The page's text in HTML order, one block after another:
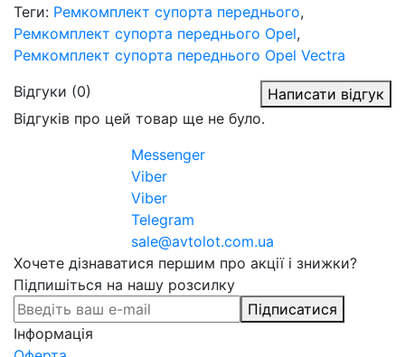
Теги: Ремкомплект супорта переднього,
Ремкомплект супорта переднього Opel,
Ремкомплект супорта переднього Opel Vectra
Відгуки (0)
Написати відгук
Відгуків про цей товар ще не було.
Messenger
Viber
Viber
Telegram
sale@avtolot.com.ua
Хочете дізнаватися першим про акції і знижки?
Підпишіться на нашу розсилку
Підписатися
Інформація